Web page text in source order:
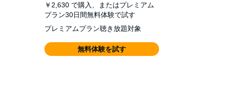
￥2,630 で購入、またはプレミアム
プラン30日間無料体験で試す
プレミアムプラン聴き放題対象
無料体験を試す